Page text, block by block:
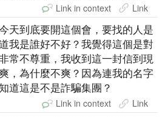
Link in context Link
天到底要開這個會，要找的人是
我是誰好不好？我覺得這個是對
常不尊重，我收到這一封信到現
，為什麼不爽？因為連我的名字
道這是不是詐騙集團？
Link in context Link